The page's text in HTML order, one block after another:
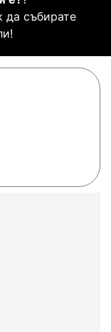
да събирате